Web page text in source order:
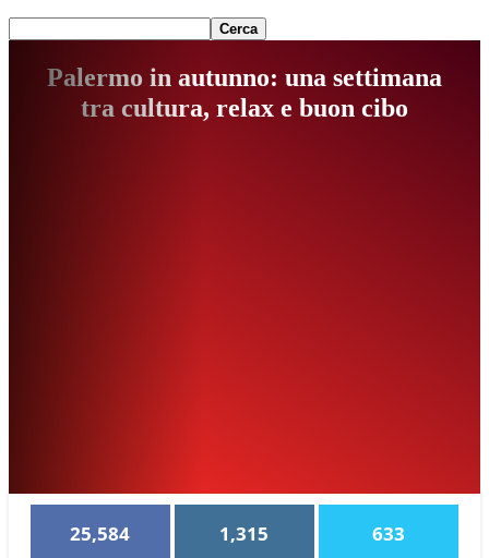
Palermo in autunno: una settimana
tra cultura, relax e buon cibo
25,584 1,315 633